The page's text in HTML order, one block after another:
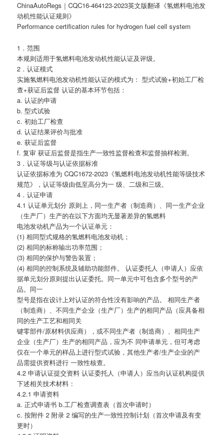
ChinaAutoRegs｜CQC16-464123-2023英文版翻译《氢燃料电池发
动机性能认证规则》
Performance certification rules for hydrogen fuel cell system
1．范围
本规则适用于氢燃料电池发动机性能认证及评级。
2．认证模式
实施氢燃料电池发动机性能认证的模式为： 型式试验+初始工厂检
查+获证后监督 认证的基本环节包括：
a. 认证的申请
b. 型式试验
c. 初始工厂检查
d. 认证结果评价与批准
e. 获证后监督
f. 复审 获证后监督是指生产一致性监督检查和监督抽样检测。
3．认证等级与认证依据标准
认证依据标准为 CQC1672-2023《氢燃料电池发动机性能等级技术
规范》，认证等级由低至高分为一 级、二级和三级。
4．认证申请
4.1 认证单元划分 原则上，同一生产者（制造商）、同一生产企业
（生产厂）生产的在以下方面均无显著差异的氢燃料
电池发动机产品为一个认证单元：
(1) 相同型式规格的氢燃料电池发动机；
(2) 相同的标称输出功率范围；
(3) 相同的保护与警告装置；
(4) 相同的控制系统及辅助功能部件。 认证委托人（申请人）应依
据单元划分原则提出认证委托。同一单元中可包含多个型号的产
品。同一
型号是指在设计上对认证的符合性没有影响的产品。 相同生产者
（制造商）、不同生产企业（生产厂）生产的相同产品（应具备相
同的生产工艺和相同关
键零部件/原材料供应商），或不同生产者（制造商）、相同生产
企业（生产厂）生产的相同产品，应为不 同申请单元，但可考虑
仅在一个单元的样品上进行型式试验，其他生产者/生产企业的产
品需提供资料进行 一致性核查。
4.2 申请认证提交资料 认证委托人（申请人）应当向认证机构提供
下述相关技术材料：
4.2.1 申请资料
a. 正式申请书 b.工厂检查调查表（首次申请时）
c. 按附件 2 附录 2 编写的生产一致性控制计划（首次申请及有变
更时）